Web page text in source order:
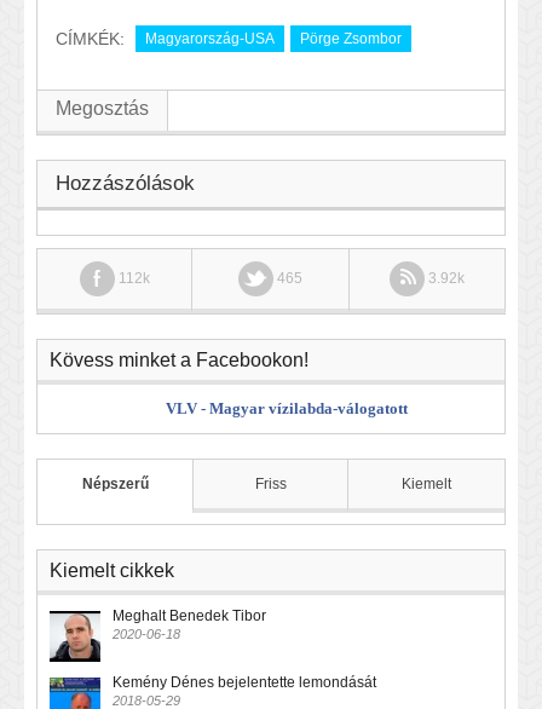
CÍMKÉK: Magyarország-USA Pörge Zsombor
Megosztás
Hozzászólások
112k 465 3.92k
Kövess minket a Facebookon!
VLV - Magyar vízilabda-válogatott
Népszerű Friss Kiemelt
Kiemelt cikkek
Meghalt Benedek Tibor
2020-06-18
Kemény Dénes bejelentette lemondását
2018-05-29